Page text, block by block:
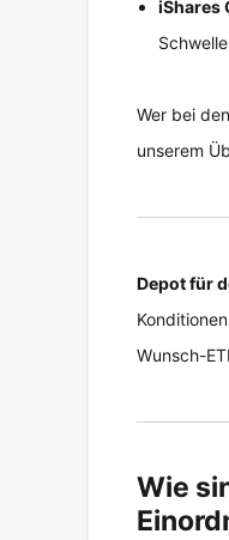
iShares
Wer bei
unserem
Depot für
Wunsch-
Wie